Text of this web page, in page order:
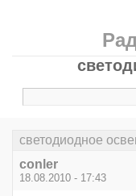
светодиодное
conler
18.08.2010 - 17:43